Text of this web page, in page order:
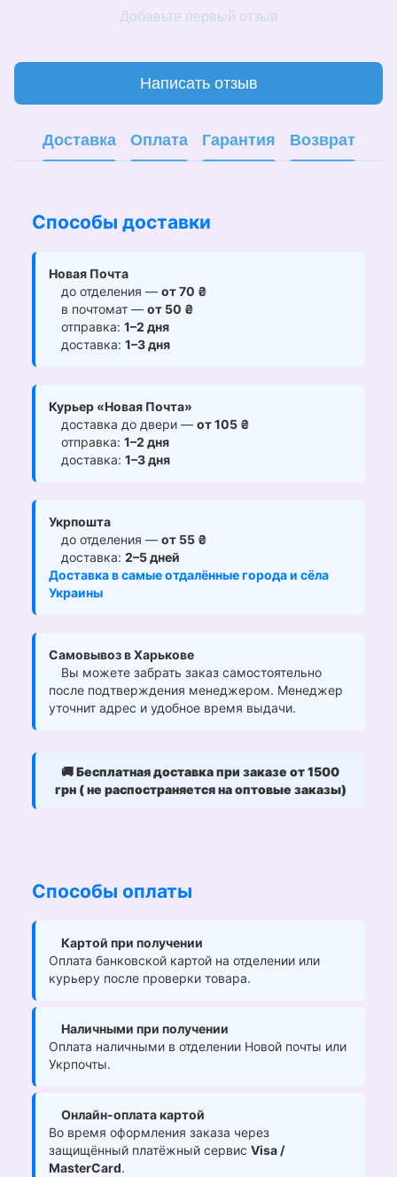
Добавьте первый отзыв
Написать отзыв
Доставка Оплата Гарантия Возврат
Способы доставки
Новая Почта
до отделения — от 70 ₴
в почтомат — от 50 ₴
отправка: 1–2 дня
доставка: 1–3 дня
Курьер «Новая Почта»
доставка до двери — от 105 ₴
отправка: 1–2 дня
доставка: 1–3 дня
Укрпошта
до отделения — от 55 ₴
доставка: 2–5 дней
Доставка в самые отдалённые города и сёла
Украины
Самовывоз в Харькове
Вы можете забрать заказ самостоятельно
после подтверждения менеджером. Менеджер
уточнит адрес и удобное время выдачи.
🚚Бесплатная доставка при заказе от 1500
грн ( не распостраняется на оптовые заказы)
Способы оплаты
Картой при получении
Оплата банковской картой на отделении или
курьеру после проверки товара.
Наличными при получении
Оплата наличными в отделении Новой почты или
Укрпочты.
Онлайн-оплата картой
Во время оформления заказа через
защищённый платёжный сервис Visa /
MasterCard.